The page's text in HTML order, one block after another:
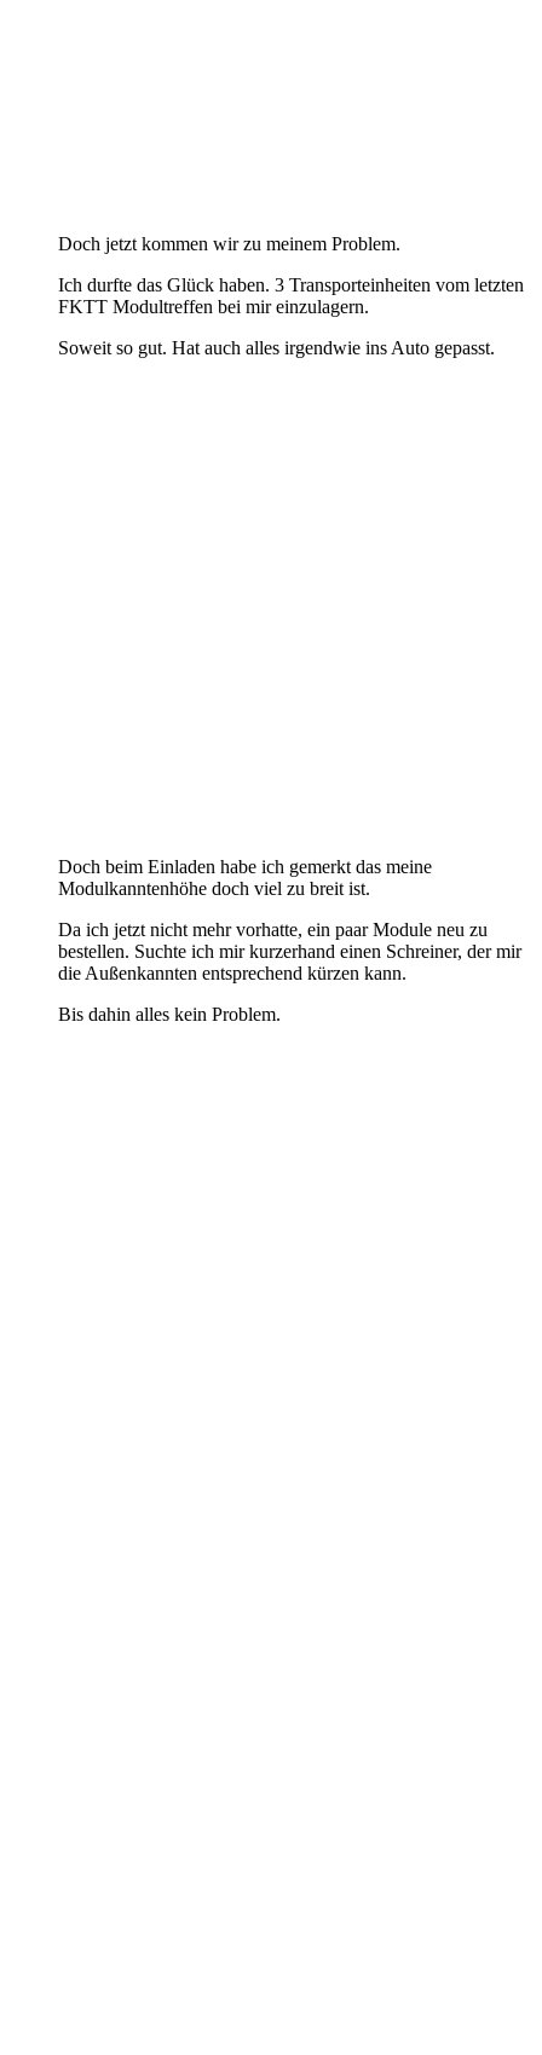
Doch jetzt kommen wir zu meinem Problem.
Ich durfte das Glück haben. 3 Transporteinheiten vom letzten
FKTT Modultreffen bei mir einzulagern.
Soweit so gut. Hat auch alles irgendwie ins Auto gepasst.
Doch beim Einladen habe ich gemerkt das meine
Modulkanntenhöhe doch viel zu breit ist.
Da ich jetzt nicht mehr vorhatte, ein paar Module neu zu
bestellen. Suchte ich mir kurzerhand einen Schreiner, der mir
die Außenkannten entsprechend kürzen kann.
Bis dahin alles kein Problem.